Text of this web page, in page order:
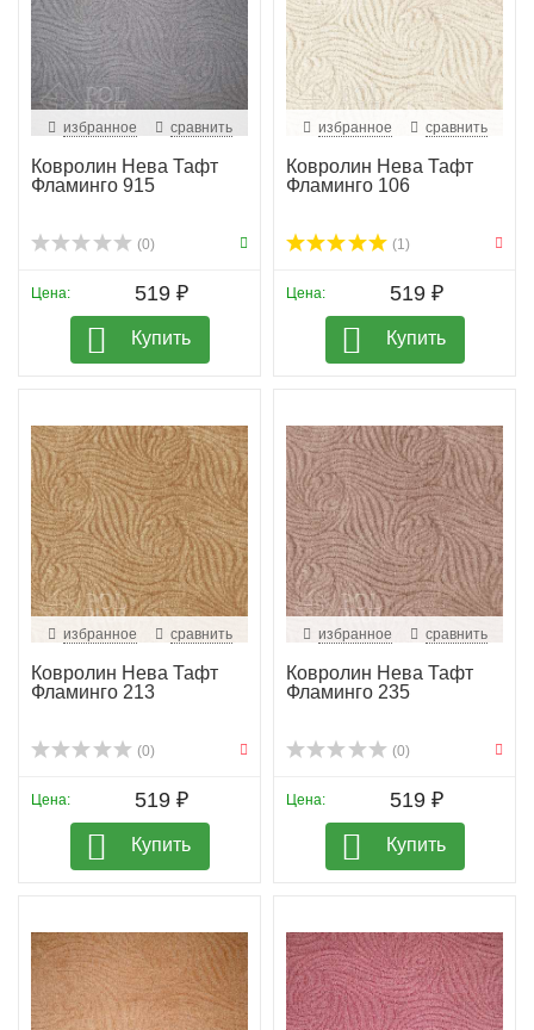
вашего дома. Создайте уютное пространство с
помощью ковра от Нева Тафт!
избранное сравнить
Ковролин Нева Тафт
Фламинго 915
(0)
Цена: 519 ₽
Купить
избранное сравнить
Ковролин Нева Тафт
Фламинго 106
(1)
Цена: 519 ₽
Купить
избранное сравнить
Ковролин Нева Тафт
Фламинго 213
(0)
Цена: 519 ₽
Купить
избранное сравнить
Ковролин Нева Тафт
Фламинго 235
(0)
Цена: 519 ₽
Купить